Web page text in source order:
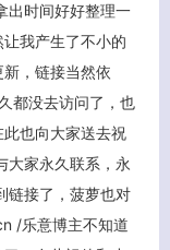
出时间好好整理一
我产生了不小的
，链接当然依
都没去访问了，也
也向大家送去祝
大家永久联系，永
链接了，菠萝也对
/乐意博主不知道